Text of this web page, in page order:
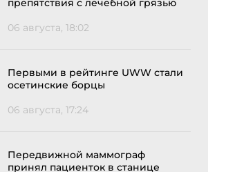
препятствия с лечебной грязью
06 августа, 18:02
Первыми в рейтинге UWW стали
осетинские борцы
06 августа, 17:24
Передвижной маммограф
принял пациенток в станице